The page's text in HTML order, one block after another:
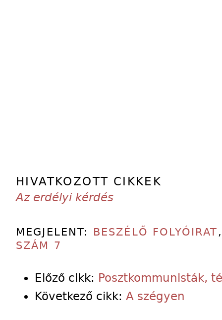
HIVATKOZOTT CIKKEK
Az erdélyi kérdés
MEGJELENT: BESZÉLŐ FOLYÓIRAT
SZÁM 7
Előző cikk: Posztkommunisták,
Következő cikk: A szégyen